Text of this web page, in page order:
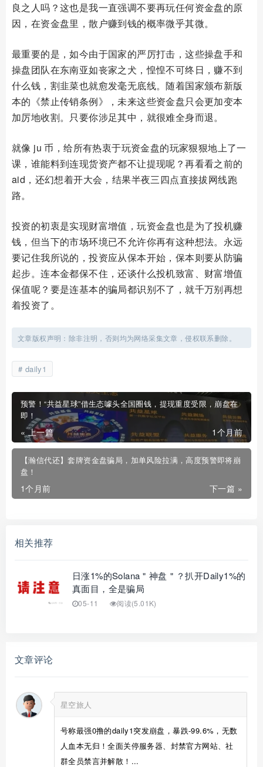
良之人吗？这也是我一直强调不要再玩任何资金盘的原
因，在资金盘里，散户赚到钱的概率微乎其微。
最重要的是，如今由于国家的严厉打击，这些操盘手和
操盘团队在东南亚如丧家之犬，惶惶不可终日，赚不到
什么钱，割韭菜也就愈发毫无底线。随着国家颁布新版
本的《禁止传销条例》，未来这些资金盘只会更加变本
加厉地收割。只要你涉足其中，就很难全身而退。
就像 ju 币，给所有热衷于玩资金盘的玩家狠狠地上了一
课，谁能料到连现货资产都不让提现呢？再看看之前的
aid，还幻想着开大会，结果半夜三四点直接拔网线跑
路。
投资的初衷是实现财富增值，玩资金盘也是为了投机赚
钱，但当下的市场环境已不允许你再有这种想法。永远
要记住我所说的，投资应从保本开始，保本则要从防骗
起步。连本金都保不住，还谈什么投机致富、财富增值
保值呢？要是连基本的骗局都识别不了，就千万别再想
着投资了。
文章版权声明：除非注明，否则均为网络采集文章，侵权联系删除。
daily1
预警！“共益星球”借生态噱头全国圈钱，提现重度受限，崩盘在
即！
« 上一篇 1个月前
【瀚信代还】套牌资金盘骗局，加单风险拉满，高度预警即将崩
盘！
下一篇 »
1个月前
相关推荐
日涨1%的Solana＂神盘＂？扒开Daily1%的
真面目，全是骗局
05-11 阅读(5.01K)
文章评论
星空旅人
号称最强0撸的daily1突发崩盘，暴跌-99.6%，无数
人血本无归！全面关停服务器、封禁官方网站、社
群全员禁言并解散！...